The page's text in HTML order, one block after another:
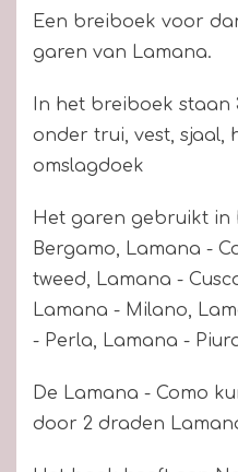
Een breiboek voor
garen van Lamana.
In het breiboek staan
onder trui, vest, sjaal,
omslagdoek
Het garen gebruikt
Bergamo, Lamana -
tweed, Lamana -
Lamana - Milano,
- Perla, Lamana -
De Lamana - Como
door 2 draden